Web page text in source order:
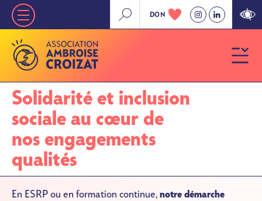
Aller
principal
Nav
principale
»
Niveau
1
DON
Solidarité et inclusion
sociale au cœur de
nos engagements
qualités
En ESRP ou en formation continue, notre démarche